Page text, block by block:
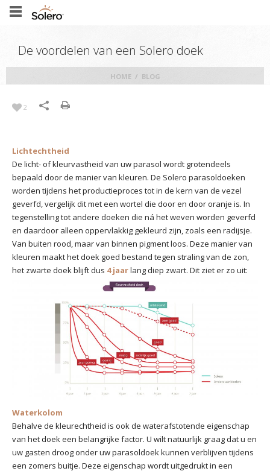
De voordelen van een Solero doek
HOME / BLOG
2
Lichtechtheid
De licht- of kleurvastheid van uw parasol wordt grotendeels
bepaald door de manier van kleuren. De Solero parasoldoeken
worden tijdens het productieproces tot in de kern van de vezel
geverfd, vergelijk dit met een wortel die door en door oranje is. In
tegenstelling tot andere doeken die ná het weven worden geverfd
en daardoor alleen oppervlakkig gekleurd zijn, zoals een radijsje.
Van buiten rood, maar van binnen pigment loos. Deze manier van
kleuren maakt het doek goed bestand tegen straling van de zon,
het zwarte doek blijft dus 4 jaarlang diep zwart. Dit ziet er zo uit:
Waterkolom
Behalve de kleurechtheid is ook de waterafstotende eigenschap
van het doek een belangrijke factor. U wilt natuurlijk graag dat u en
uw gasten droog onder uw parasoldoek kunnen verblijven tijdens
een zomers buitje. Deze eigenschap wordt uitgedrukt in een